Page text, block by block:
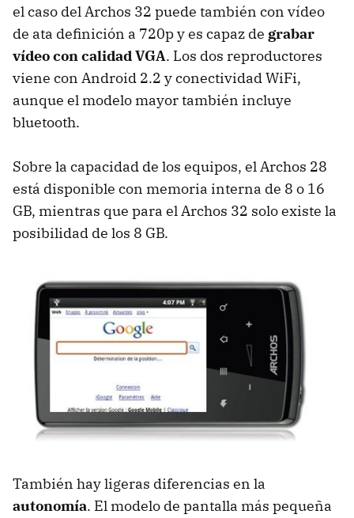
el caso del Archos 32 puede también con vídeo
de ata definición a 720p y es capaz de grabar
vídeo con calidad VGA. Los dos reproductores
viene con Android 2.2 y conectividad WiFi,
aunque el modelo mayor también incluye
bluetooth.
Sobre la capacidad de los equipos, el Archos 28
está disponible con memoria interna de 8 o 16
GB, mientras que para el Archos 32 solo existe la
posibilidad de los 8 GB.
También hay ligeras diferencias en la
autonomía. El modelo de pantalla más pequeña